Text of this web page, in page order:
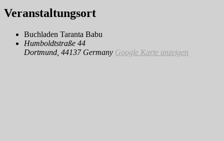
Veranstaltungsort
Buchladen Taranta Babu
Humboldtstraße 44
Dortmund 44137 Germany Google Karte anzeigen